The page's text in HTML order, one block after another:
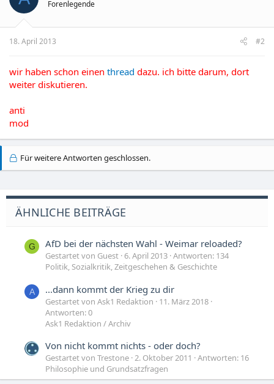
Forenlegende
18. April 2013 #2
wir haben schon einen thread dazu. ich bitte darum, dort
weiter diskutieren.
anti
mod
Für weitere Antworten geschlossen.
ÄHNLICHE BEITRÄGE
G AfD bei der nächsten Wahl - Weimar reloaded?
Gestartet von Guest 6. April 2013 Antworten: 134
Politik, Sozialkritik, Zeitgeschehen & Geschichte
A ...dann kommt der Krieg zu dir
Gestartet von Ask1 Redaktion
11. März 2018
Antworten: 0
Ask1 Redaktion / Archiv
Von nicht kommt nichts - oder doch?
Gestartet von Trestone 2. Oktober 2011
Antworten: 16
Philosophie und Grundsatzfragen